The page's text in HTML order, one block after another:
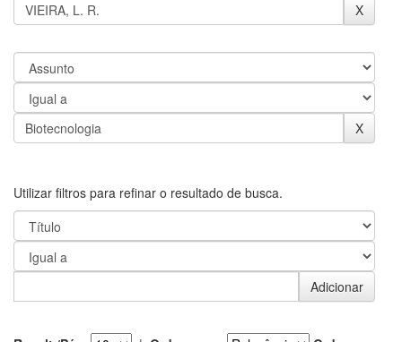
Utilizar filtros para refinar o resultado de busca.